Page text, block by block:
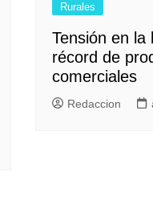
Rurales
Tensión en la
récord de
comerciales
Redaccion